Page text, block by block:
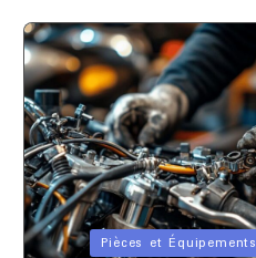
Posted Pièces et Équipements